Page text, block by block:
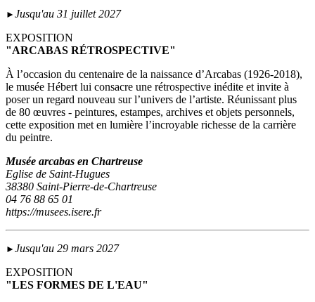
► Jusqu'au 31 juillet 2027
EXPOSITION
"ARCABAS RÉTROSPECTIVE"
À l’occasion du centenaire de la naissance d’Arcabas (1926-2018),
le musée Hébert lui consacre une rétrospective inédite et invite à
poser un regard nouveau sur l’univers de l’artiste. Réunissant plus
de 80 œuvres - peintures, estampes, archives et objets personnels,
cette exposition met en lumière l’incroyable richesse de la carrière
du peintre.
Musée arcabas en Chartreuse
Eglise de Saint-Hugues
38380 Saint-Pierre-de-Chartreuse
04 76 88 65 01
https://musees.isere.fr
► Jusqu'au 29 mars 2027
EXPOSITION
"LES FORMES DE L'EAU"